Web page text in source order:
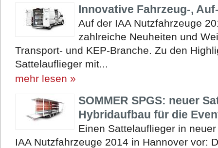
Innovative Fahrzeug-,
Auf der IAA Nutzfahrzeuge
zahlreiche Neuheiten und
Transport- und KEP-Branche. Zu den
Sattelauflieger mit...
mehr lesen »
SOMMER SPGS: neuer
Hybridaufbau für die
Einen Sattelauflieger in
IAA Nutzfahrzeuge 2014 in Hannover vor: